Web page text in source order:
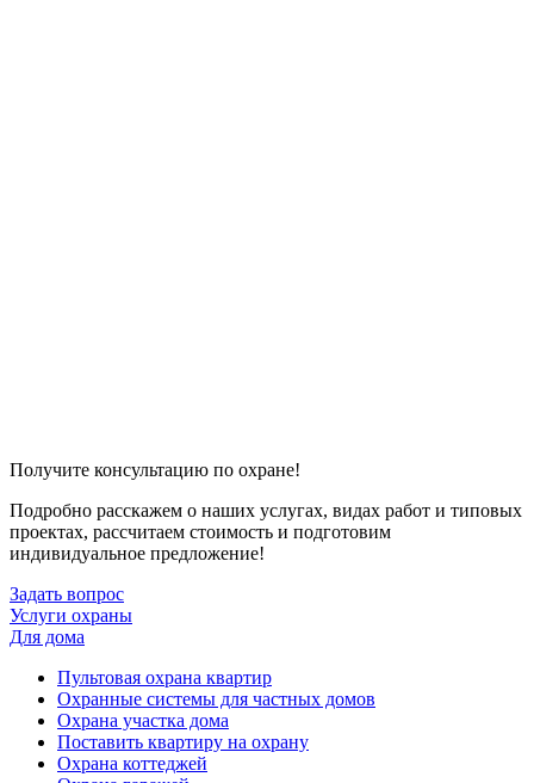
Получите консультацию по охране!
Подробно расскажем о наших услугах, видах работ и типовых
проектах, рассчитаем стоимость и подготовим
индивидуальное предложение!
Задать вопрос
Услуги охраны
Для дома
Пультовая охрана квартир
Охранные системы для частных домов
Охрана участка дома
Поставить квартиру на охрану
Охрана коттеджей